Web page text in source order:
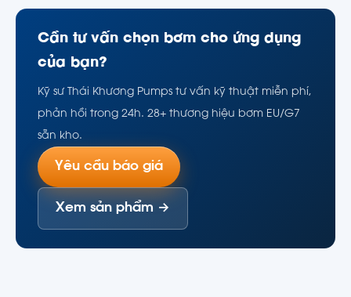
Cần tư vấn chọn bơm cho ứng dụng
của bạn?
Kỹ sư Thái Khương Pumps tư vấn kỹ thuật miễn phí,
phản hồi trong 24h. 28+ thương hiệu bơm EU/G7
sẵn kho.
Yêu cầu báo giá
Xem sản phẩm →